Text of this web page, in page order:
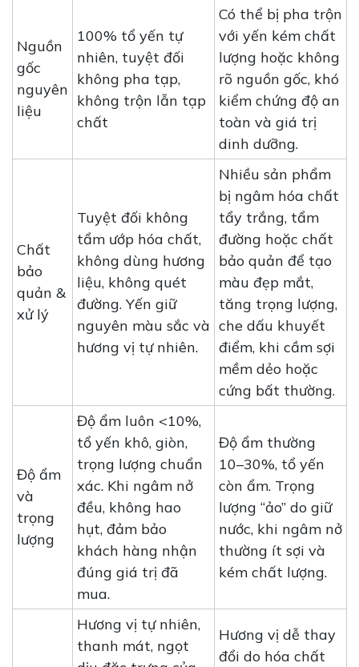
Nguồn
gốc
nguyên
liệu
100% tổ yến tự
nhiên, tuyệt đối
không pha tạp,
không trộn lẫn tạp
chất
Có thể bị pha trộn
với yến kém chất
lượng hoặc không
rõ nguồn gốc, khó
kiểm chứng độ an
toàn và giá trị
dinh dưỡng.
Chất
bảo
quản &
xử lý
Tuyệt đối không
tẩm ướp hóa chất,
không dùng hương
liệu, không quét
đường. Yến giữ
nguyên màu sắc và
hương vị tự nhiên.
Nhiều sản phẩm
bị ngâm hóa chất
tẩy trắng, tẩm
đường hoặc chất
bảo quản để tạo
màu đẹp mắt,
tăng trọng lượng,
che dấu khuyết
điểm, khi cầm sợi
mềm dẻo hoặc
cứng bất thường.
Độ ẩm
và
trọng
lượng
Độ ẩm luôn <10%,
tổ yến khô, giòn,
trọng lượng chuẩn
xác. Khi ngâm nở
đều, không hao
hụt, đảm bảo
khách hàng nhận
đúng giá trị đã
mua.
Độ ẩm thường
10–30%, tổ yến
còn ẩm. Trọng
lượng “ảo” do giữ
nước, khi ngâm nở
thường ít sợi và
kém chất lượng.
Hương vị tự nhiên,
thanh mát, ngọt
Hương vị dễ thay
đổi do hóa chất